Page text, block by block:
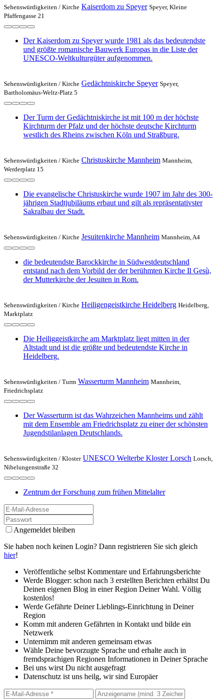
Sehenswürdigkeiten / Kirche Kaiserdom zu Speyer Speyer, Kleine
Pfaffengasse 21
Der Kaiserdom zu Speyer wurde 1981 als das bedeutendste
und größte romanische Bauwerk Europas in die Liste der
UNESCO-Weltkulturgüter aufgenommen.
Sehenswürdigkeiten / Kirche Gedächtniskirche Speyer Speyer,
Bartholomäus-Weltz-Platz 5
Der Turm der Gedächtniskirche ist mit 100 m der höchste
Kirchturm der Pfalz und der höchste deutsche Kirchturm
westlich des Rheins zwischen Köln und Straßburg.
Sehenswürdigkeiten / Kirche Christuskirche Mannheim Mannheim,
Werderplatz 15
Die evangelische Christuskirche wurde 1907 im Jahr des 300-
jährigen Stadtjubiläums erbaut und gilt als repräsentativster
Sakralbau der Stadt.
Sehenswürdigkeiten / Kirche Jesuitenkirche Mannheim Mannheim, A4
die bedeutendste Barockkirche in Südwestdeutschland
entstand nach dem Vorbild der der berühmten Kirche Il Gesù,
der Mutterkirche der Jesuiten in Rom.
Sehenswürdigkeiten / Kirche Heiligengeistkirche Heidelberg Heidelberg,
Marktplatz
Die Heiliggeistkirche am Marktplatz liegt mitten in der
Altstadt und ist die größte und bedeutendste Kirche in
Heidelberg.
Sehenswürdigkeiten / Turm Wasserturm Mannheim Mannheim,
Friedrichsplatz
Der Wasserturm ist das Wahrzeichen Mannheims und zählt
mit dem Ensemble am Friedrichsplatz zu einer der schönsten
Jugendstilanlagen Deutschlands.
Sehenswürdigkeiten / Kloster UNESCO Welterbe Kloster Lorsch Lorsch,
Nibelungenstraße 32
Zentrum der Forschung zum frühen Mittelalter
Angemeldet bleiben
Sie haben noch keinen Login? Dann registrieren Sie sich gleich
hier!
Veröffentliche selbst Kommentare und Erfahrungsberichte
Werde Blogger: schon nach 3 erstellten Berichten erhältst Du
Deinen eigenen Blog in einer Region Deiner Wahl. Völlig
kostenlos!
Werde Gefährte Deiner Lieblings-Einrichtung in Deiner
Region
Komm mit anderen Gefährten in Kontakt und bilde ein
Netzwerk
Unternimm mit anderen gemeinsam etwas
Wähle Deine bevorzugte Sprache und erhalte auch in
fremdsprachigen Regionen Informationen in Deiner Sprache
Bei uns wirst Du nicht ausgefragt
Datenschutz ist uns heilg, wir sind Europäer